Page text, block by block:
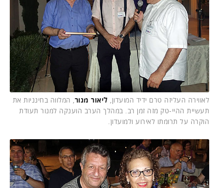
לאווירה העליזה טרם ידיד המועדון, ליאור מנור, המלווה בחינניות את
תעשיית ההיי-טק מזה זמן רב. במהלך הערב הוענקה למנור תעודת
הוקרה על תרומתו לאירוע ולמועדון.